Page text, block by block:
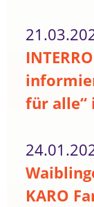
für alle“
KARO